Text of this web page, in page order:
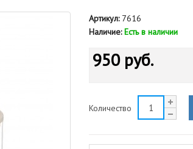
Артикул:7616
Наличие: Есть в наличии
950 руб.
Количество